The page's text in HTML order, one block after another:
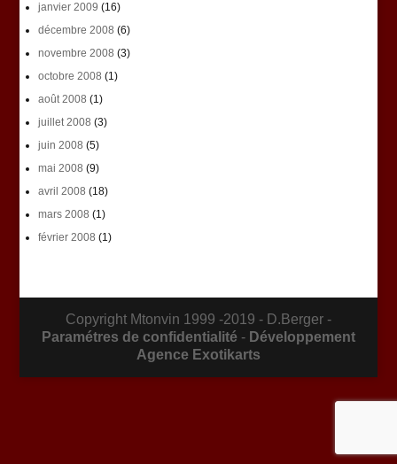
janvier 2009 (16)
décembre 2008 (6)
novembre 2008 (3)
octobre 2008 (1)
août 2008 (1)
juillet 2008 (3)
juin 2008 (5)
mai 2008 (9)
avril 2008 (18)
mars 2008 (1)
février 2008 (1)
Copyright Mtonvin 1999 -2019 - D.Berger -
Paramétres de confidentialité - Développement
Agence Exotikarts